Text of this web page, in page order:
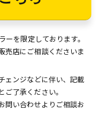
を限定しております。
売店にご相談くださいま
ェンジなどに伴い、記載
了承ください。
問い合わせよりご相談お